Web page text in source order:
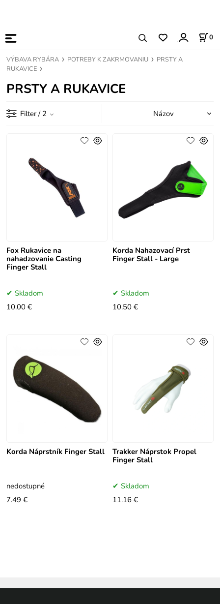
0
VÝBAVA RYBÁRA POTREBY K ZAKRMOVANIU
PRSTY A
RUKAVICE
PRSTY A RUKAVICE
Filter / 2
Fox Rukavice na
nahadzovanie Casting
Finger Stall
Skladom
10.00 €
Korda Nahazovací Prst
Finger Stall - Large
Skladom
10.50 €
Korda Náprstník Finger Stall
nedostupné
7.49 €
Trakker Náprstok Propel
Finger Stall
Skladom
11.16 €